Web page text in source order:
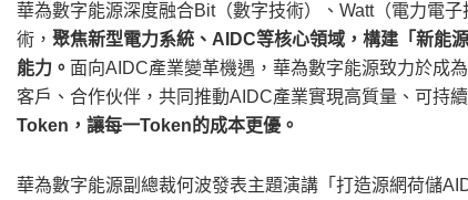
華為數字能源深度融合Bit（數字技術）、Watt（電力電
術， 聚焦新型電力系統、AIDC等核心領域，構建「新能
能力。 面向AIDC產業變革機遇，華為數字能源致力於成
客戶、合作伙伴，共同推動AIDC產業實現高質量、可持
Token，讓每一Token的成本更優。
華為數字能源副總裁何波發表主題演講「打造源網荷儲